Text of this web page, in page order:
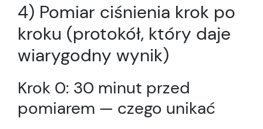
4) Pomiar ciśnienia krok po
kroku (protokół, który daje
wiarygodny wynik)
Krok 0: 30 minut przed
pomiarem — czego unikać